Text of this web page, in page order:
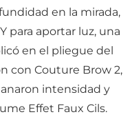
en la mirada,
para aportar luz, una
en el pliegue del
con Couture Brow 2,
intensidad y
Effet Faux Cils.